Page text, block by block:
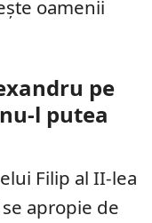
oamenii
pe
l putea
Filip al II-lea
apropie de